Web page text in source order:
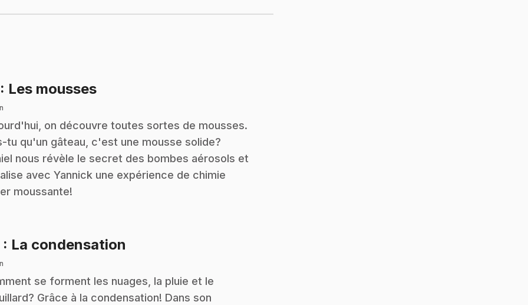
: Les mousses.
on découvre toutes sortes de mousses.
tu qu'un gâteau, c'est une mousse solide?
nous révèle le secret des bombes aérosols et
avec Yannick une expérience de chimie
moussante!
: La condensation
se forment les nuages, la pluie et le
Grâce à la condensation! Dans son